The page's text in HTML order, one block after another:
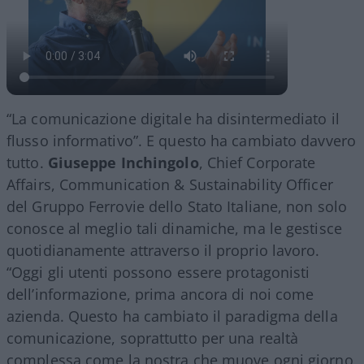
“La comunicazione digitale ha disintermediato il
flusso informativo”. E questo ha cambiato davvero
tutto. Giuseppe Inchingolo, Chief Corporate
Affairs, Communication & Sustainability Officer
del Gruppo Ferrovie dello Stato Italiane, non solo
conosce al meglio tali dinamiche, ma le gestisce
quotidianamente attraverso il proprio lavoro.
“Oggi gli utenti possono essere protagonisti
dell’informazione, prima ancora di noi come
azienda. Questo ha cambiato il paradigma della
comunicazione, soprattutto per una realtà
complessa come la nostra che muove ogni giorno